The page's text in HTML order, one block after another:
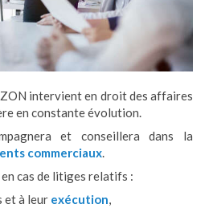
intervient en droit des affaires
en constante évolution.
et conseillera dans la
commerciaux.
cas de litiges relatifs :
et à leur exécution,